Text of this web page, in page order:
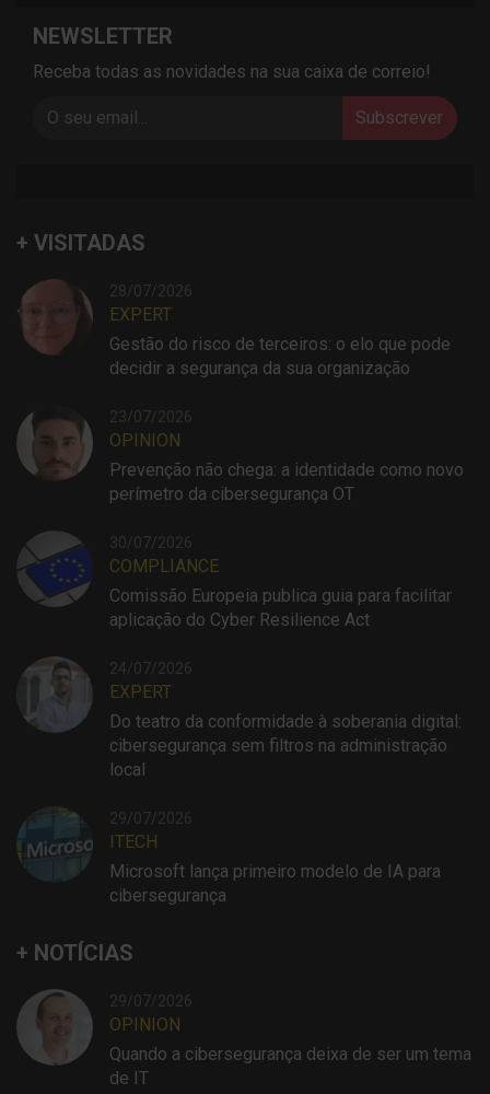
NEWSLETTER
Receba todas as novidades na sua caixa de correio!
Subscrever
+ VISITADAS
28/07/2026
EXPERT
Gestão do risco de terceiros: o elo que pode
decidir a segurança da sua organização
23/07/2026
OPINION
Prevenção não chega: a identidade como novo
perímetro da cibersegurança OT
30/07/2026
COMPLIANCE
Comissão Europeia publica guia para facilitar
aplicação do Cyber Resilience Act
24/07/2026
EXPERT
Do teatro da conformidade à soberania digital:
cibersegurança sem filtros na administração
local
29/07/2026
ITECH
Microsoft lança primeiro modelo de IA para
cibersegurança
+ NOTÍCIAS
29/07/2026
OPINION
Quando a cibersegurança deixa de ser um tema
de IT